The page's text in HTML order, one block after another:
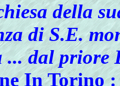
della
di S.E.
... dal priore
In Torino